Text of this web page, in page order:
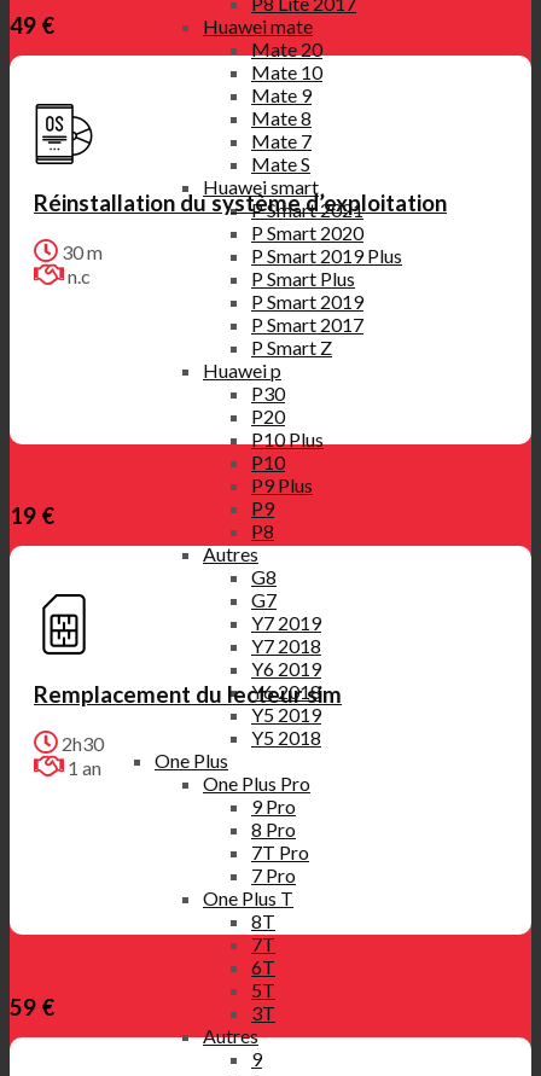
Huawei mate
Mate 20
Mate 10
Mate 9
Mate 8
Mate 7
Mate S
Huawei smart
P Smart 2021
P Smart 2020
P Smart 2019 Plus
P Smart Plus
P Smart 2019
P Smart 2017
P Smart Z
Huawei p
P30
P20
P10 Plus
P10
P9 Plus
P9
P8
Autres
G8
G7
Y7 2019
Y7 2018
Y6 2019
Y6 2018
Y5 2019
Y5 2018
One Plus
One Plus Pro
9 Pro
8 Pro
7T Pro
7 Pro
One Plus T
8T
7T
6T
5T
3T
Autres
9
49 €
Réinstallation du système d’exploitation
30 m
n.c
19 €
Remplacement du lecteur sim
2h30
1 an
59 €